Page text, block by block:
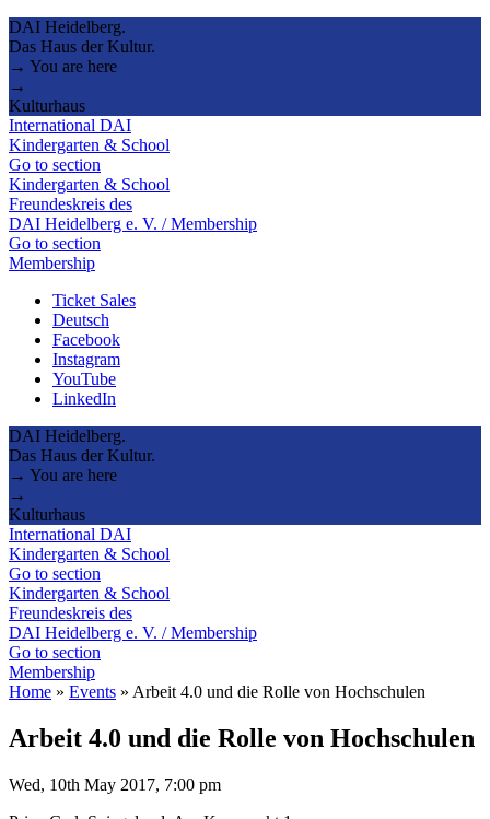
DAI Heidelberg.
Das Haus der Kultur.
→ You are here
→
Kulturhaus
International DAI
Kindergarten & School
Go to section
Kindergarten & School
Freundeskreis des
DAI Heidelberg e. V. / Membership
Go to section
Membership
Ticket Sales
Deutsch
Facebook
Instagram
YouTube
LinkedIn
DAI Heidelberg.
Das Haus der Kultur.
→ You are here
→
Kulturhaus
International DAI
Kindergarten & School
Go to section
Kindergarten & School
Freundeskreis des
DAI Heidelberg e. V. / Membership
Go to section
Membership
Home » Events » Arbeit 4.0 und die Rolle von Hochschulen
Arbeit 4.0 und die Rolle von Hochschulen
Wed, 10th May 2017, 7:00 pm